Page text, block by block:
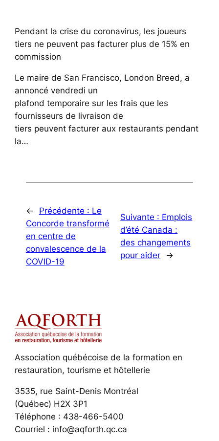
Pendant la crise du coronavirus, les joueurs
tiers ne peuvent pas facturer plus de 15% en
commission
Le maire de San Francisco, London Breed, a
annoncé vendredi un
plafond temporaire sur les frais que les
fournisseurs de livraison de
tiers peuvent facturer aux restaurants pendant
la…
← Précédente : Le
Concorde transformé
en centre de
convalescence de la
COVID-19
Suivante : Emplois
d’été Canada :
des changements
pour aider
→
Association québécoise de la formation en
restauration, tourisme et hôtellerie
3535, rue Saint-Denis Montréal
(Québec) H2X 3P1
Téléphone : 438-466-5400
Courriel : info@aqforth.qc.ca